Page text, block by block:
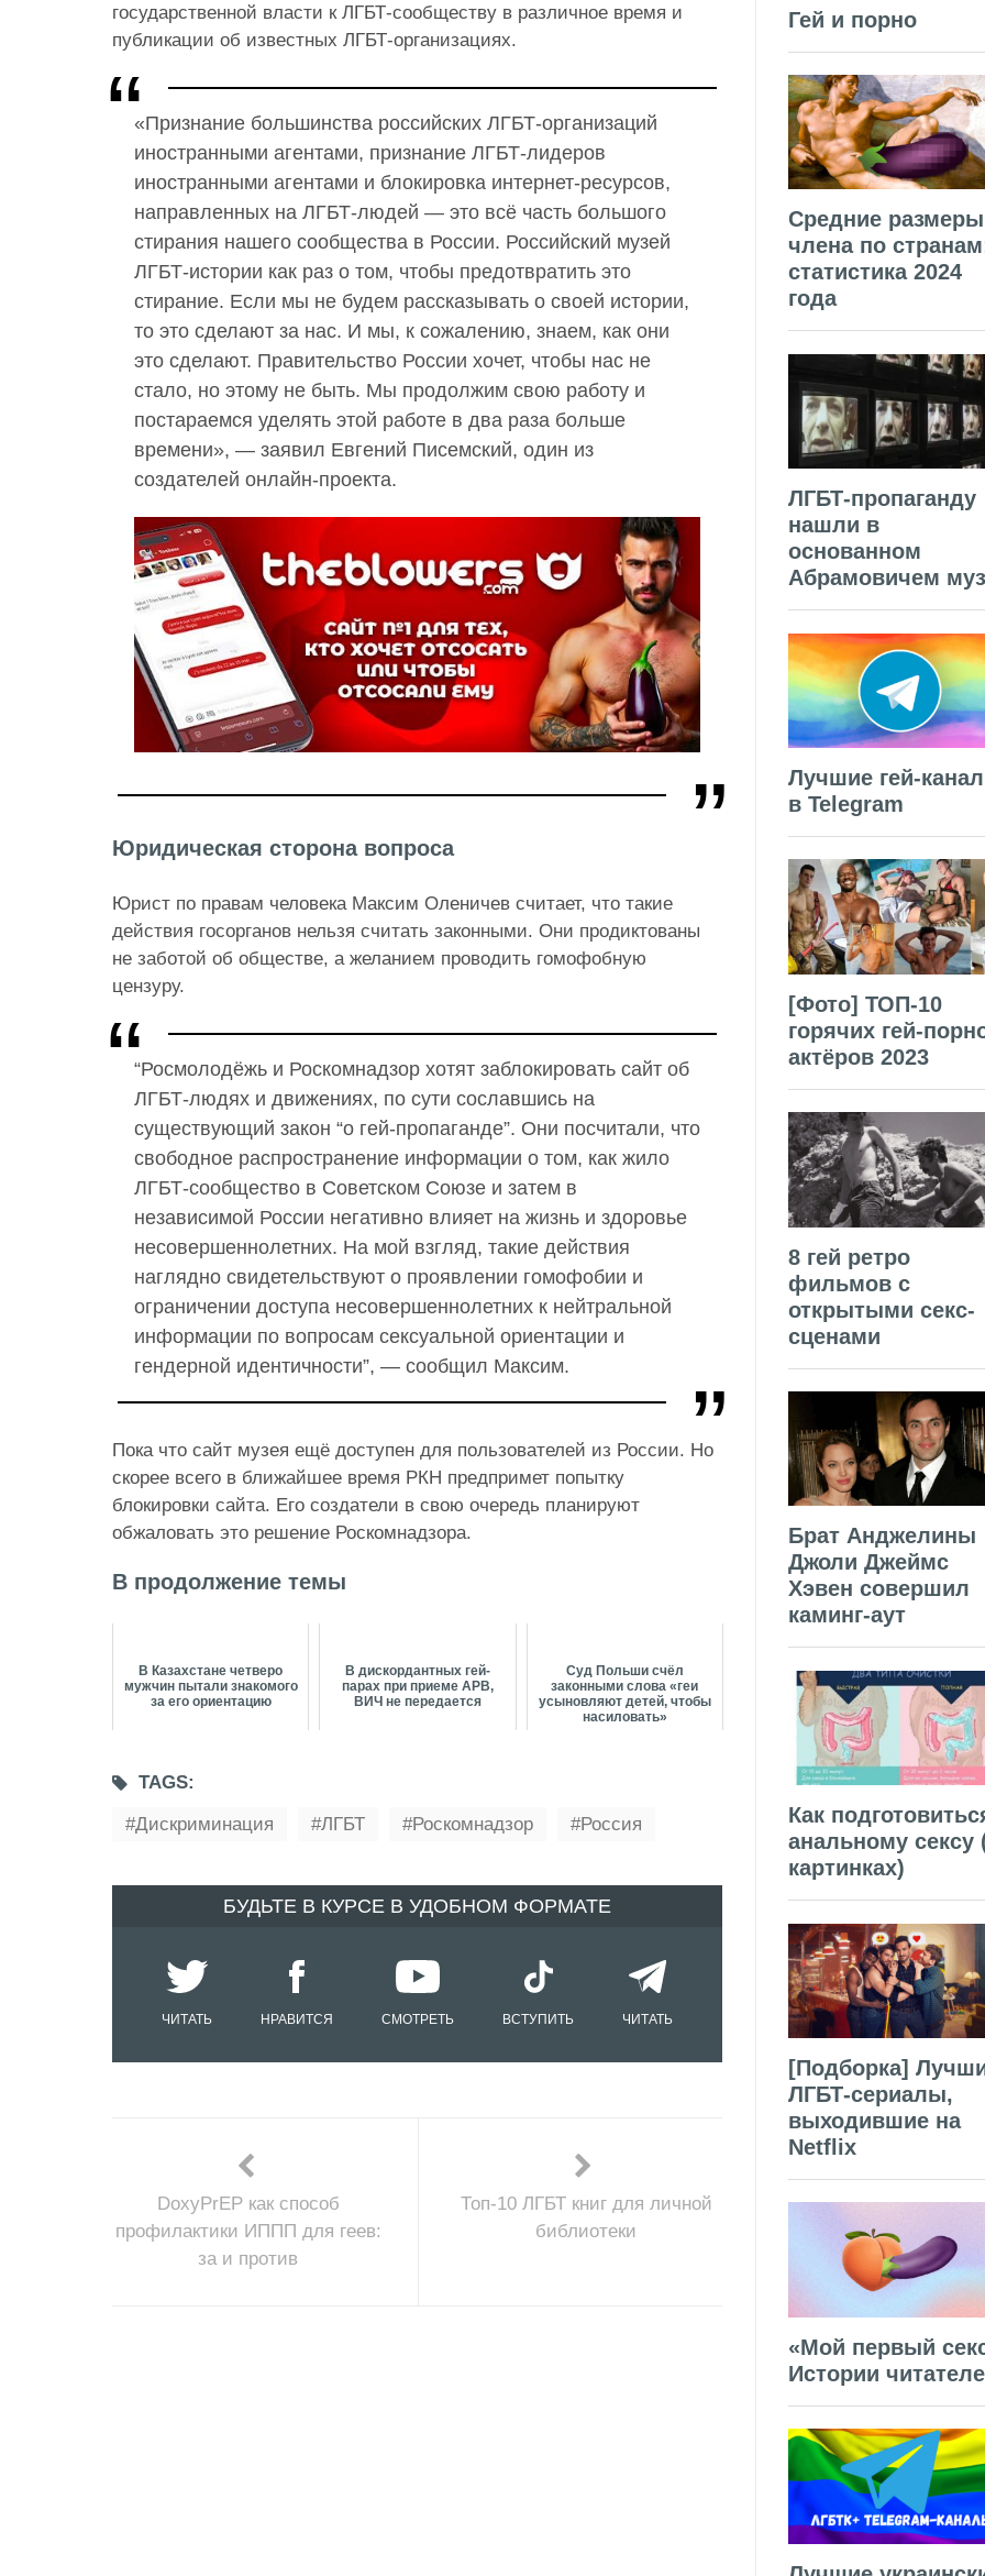
государственной власти к ЛГБТ-сообществу в различное время и
публикации об известных ЛГБТ-организациях.
«Признание большинства российских ЛГБТ-организаций
иностранными агентами, признание ЛГБТ-лидеров
иностранными агентами и блокировка интернет-ресурсов,
направленных на ЛГБТ-людей — это всё часть большого
стирания нашего сообщества в России. Российский музей
ЛГБТ-истории как раз о том, чтобы предотвратить это
стирание. Если мы не будем рассказывать о своей истории,
то это сделают за нас. И мы, к сожалению, знаем, как они
это сделают. Правительство России хочет, чтобы нас не
стало, но этому не быть. Мы продолжим свою работу и
постараемся уделять этой работе в два раза больше
времени», — заявил Евгений Писемский, один из
создателей онлайн-проекта.
Юридическая сторона вопроса
Юрист по правам человека Максим Оленичев считает, что такие
действия госорганов нельзя считать законными. Они продиктованы
не заботой об обществе, а желанием проводить гомофобную
цензуру.
“Росмолодёжь и Роскомнадзор хотят заблокировать сайт об
ЛГБТ-людях и движениях, по сути сославшись на
существующий закон “о гей-пропаганде”. Они посчитали, что
свободное распространение информации о том, как жило
ЛГБТ-сообщество в Советском Союзе и затем в
независимой России негативно влияет на жизнь и здоровье
несовершеннолетних. На мой взгляд, такие действия
наглядно свидетельствуют о проявлении гомофобии и
ограничении доступа несовершеннолетних к нейтральной
информации по вопросам сексуальной ориентации и
гендерной идентичности”, — сообщил Максим.
Пока что сайт музея ещё доступен для пользователей из России. Но
скорее всего в ближайшее время РКН предпримет попытку
блокировки сайта. Его создатели в свою очередь планируют
обжаловать это решение Роскомнадзора.
В продолжение темы
В Казахстане четверо
мужчин пытали знакомого
за его ориентацию
В дискордантных гей-
парах при приеме АРВ,
ВИЧ не передается
Суд Польши счёл
законными слова «геи
усыновляют детей, чтобы
насиловать»
TAGS:
Дискриминация
ЛГБТ Роскомнадзор Россия
БУДЬТЕ В КУРСЕ В УДОБНОМ ФОРМАТЕ
ЧИТАТЬ НРАВИТСЯ СМОТРЕТЬ ВСТУПИТЬ ЧИТАТЬ
DoxyPrEP как способ
профилактики ИППП для геев:
за и против
Топ-10 ЛГБТ книг для личной
библиотеки
Гей и порно
Средние размеры
члена по
статистика 2024
года
ЛГБТ-пропаганду
нашли в
основанном
Абрамовичем
Лучшие гей-
в Telegram
[Фото] ТОП-10
горячих гей-
актёров 2023
8 гей ретро
фильмов с
открытыми секс-
сценами
Брат Анджелины
Джоли Джеймс
Хэвен совершил
каминг-аут
Как
анальному сексу
картинках)
[Подборка]
ЛГБТ-сериалы,
выходившие на
Netflix
«Мой первый
Истории